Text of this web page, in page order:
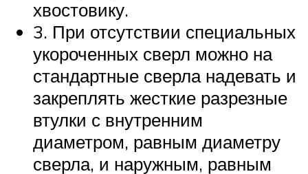
хвостовику.
3. При отсутствии специальных
укороченных сверл можно на
стандартные сверла надевать и
закреплять жесткие разрезные
втулки с внутренним
диаметром, равным диаметру
сверла, и наружным, равным